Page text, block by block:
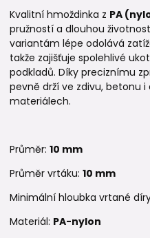
Kvalitní hmoždinka z PA
pružností a dlouhou
variantám lépe odolává
takže zajišťuje spolehlivé
podkladů. Díky preciznímu
pevně drží ve zdivu, betonu
materiálech.
Průměr: 10 mm
Průměr vrtáku: 10 mm
Minimální hloubka vrtané
Materiál: PA-nylon